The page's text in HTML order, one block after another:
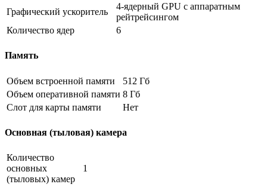
Графический ускоритель
4-ядерный GPU с аппаратным
рейтрейсингом
Количество ядер
6
Память
Объем встроенной памяти
512 Гб
Объем оперативной памяти 8 Гб
Слот для карты памяти
Нет
Основная (тыловая) камера
Количество
основных
(тыловых) камер
1